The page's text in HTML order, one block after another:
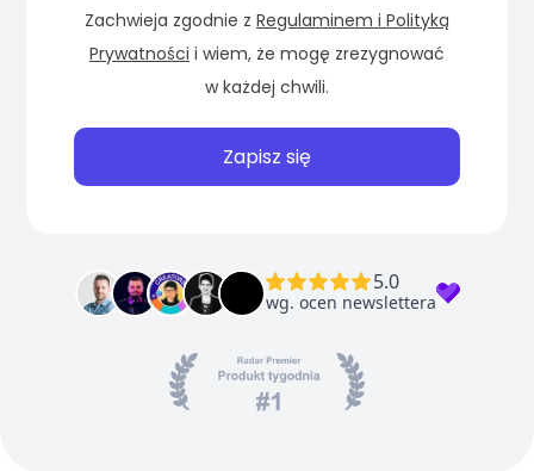
Zachwieja zgodnie z Regulaminem i Polityką
Prywatności i wiem, że mogę zrezygnować
w każdej chwili.
Zapisz się